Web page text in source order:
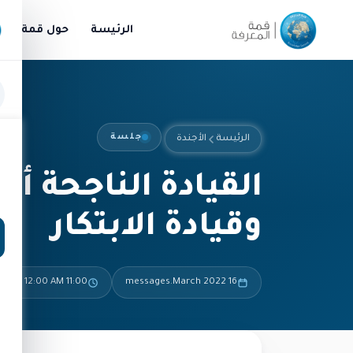
الرئيسة حول قمة
الرئيسة الأجندة جلسة
القيادة الناجحة
وقيادة الابتكار
16 messages.March 2022
11:00 AM – 12:00 AM